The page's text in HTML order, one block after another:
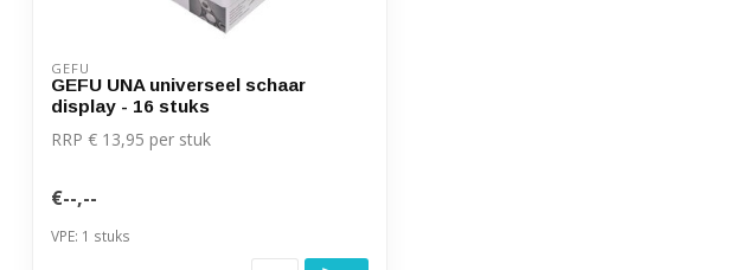
GEFU
GEFU UNA universeel schaar
display - 16 stuks
RRP € 13,95 per stuk
€--,--
VPE: 1 stuks